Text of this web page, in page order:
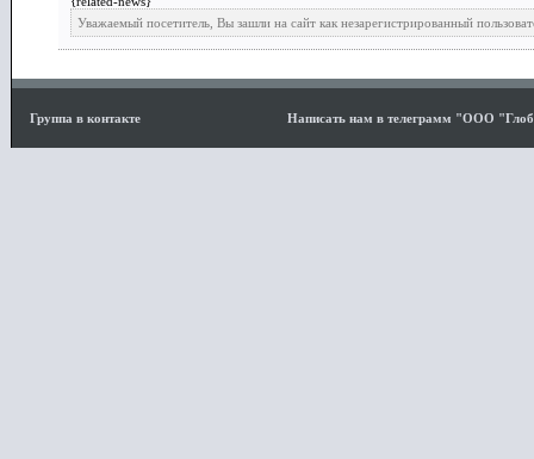
Уважаемый посетитель, Вы зашли на сайт как незарегистрированный
Группа в контакте Написать нам в телеграмм "ООО